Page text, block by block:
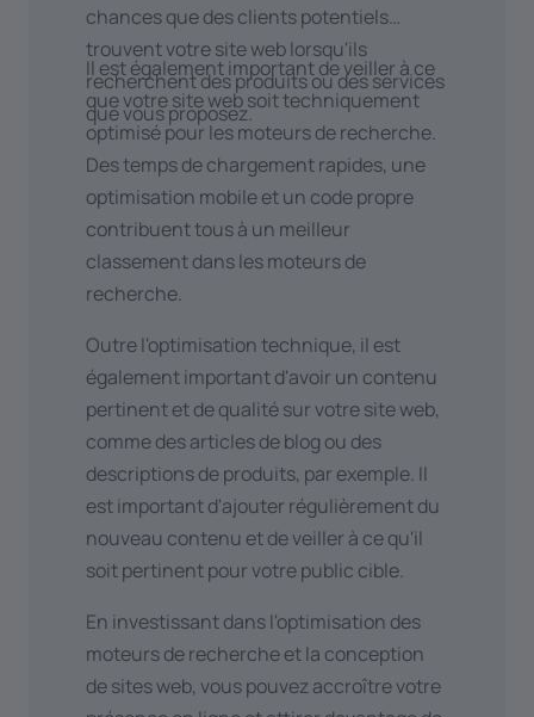
chances que des clients potentiels
trouvent votre site web lorsqu'ils
recherchent des produits ou des services
que vous proposez.
Il est également important de veiller à ce
que votre site web soit techniquement
optimisé pour les moteurs de recherche.
Des temps de chargement rapides, une
optimisation mobile et un code propre
contribuent tous à un meilleur
classement dans les moteurs de
recherche.
Outre l'optimisation technique, il est
également important d'avoir un contenu
pertinent et de qualité sur votre site web,
comme des articles de blog ou des
descriptions de produits, par exemple. Il
est important d'ajouter régulièrement du
nouveau contenu et de veiller à ce qu'il
soit pertinent pour votre public cible.
En investissant dans l'optimisation des
moteurs de recherche et la conception
de sites web, vous pouvez accroître votre
Vous souhaitez obtenir plus d'informations
sur les possibilités d'intégration de l'une de
ces plateformes ou vous travaillez avec
d'autres outils et vous voulez savoir si nous
pouvons les relier à votre site web ? Nous
nous ferons un plaisir de discuter des
possibilités lors d'un rendez-vous.